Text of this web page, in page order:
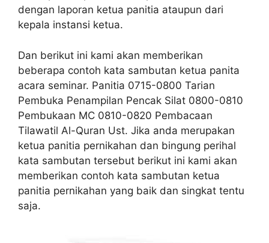
dengan laporan ketua panitia ataupun dari
kepala instansi ketua.
Dan berikut ini kami akan memberikan
beberapa contoh kata sambutan ketua panita
acara seminar. Panitia 0715-0800 Tarian
Pembuka Penampilan Pencak Silat 0800-0810
Pembukaan MC 0810-0820 Pembacaan
Tilawatil Al-Quran Ust. Jika anda merupakan
ketua panitia pernikahan dan bingung perihal
kata sambutan tersebut berikut ini kami akan
memberikan contoh kata sambutan ketua
panitia pernikahan yang baik dan singkat tentu
saja.